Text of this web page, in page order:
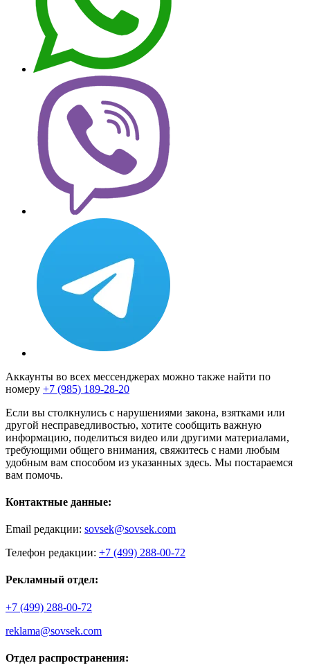
Аккаунты во всех мессенджерах можно также найти по
номеру +7 (985) 189-28-20
Если вы столкнулись с нарушениями закона, взятками или
другой несправедливостью, хотите сообщить важную
информацию, поделиться видео или другими материалами,
требующими общего внимания, свяжитесь с нами любым
удобным вам способом из указанных здесь. Мы постараемся
вам помочь.
Контактные данные:
Email редакции: sovsek@sovsek.com
Телефон редакции: +7 (499) 288-00-72
Рекламный отдел:
+7 (499) 288-00-72
reklama@sovsek.com
Отдел распространения: